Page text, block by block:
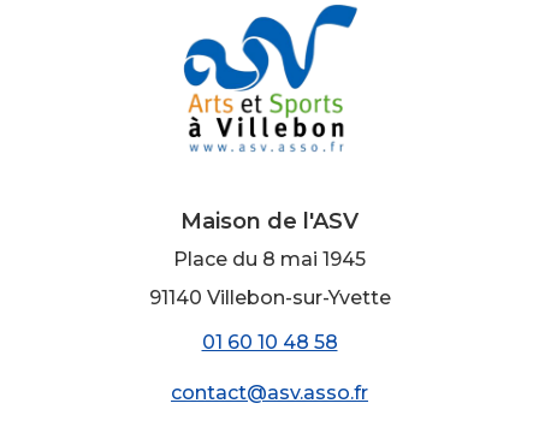
Maison de l'ASV
Place du 8 mai 1945
91140 Villebon-sur-Yvette
01 60 10 48 58
contact@asv.asso.fr